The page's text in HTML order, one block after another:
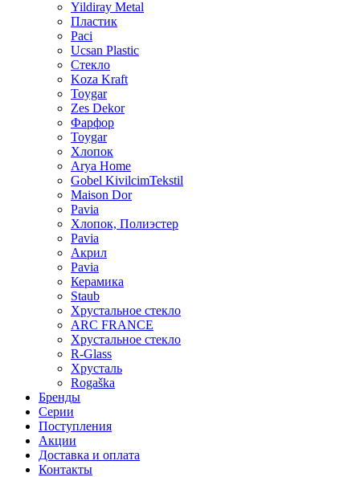
Yildiray Metal
Пластик
Paci
Ucsan Plastic
Стекло
Koza Kraft
Toygar
Zes Dekor
Фарфор
Toygar
Хлопок
Arya Home
Gobel KivilcimTekstil
Maison Dor
Pavia
Хлопок, Полиэстер
Pavia
Акрил
Pavia
Керамика
Staub
Хрустальное стекло
ARC FRANCE
Хрустальное стекло
R-Glass
Хрусталь
Rogaška
Бренды
Серии
Поступления
Акции
Доставка и оплата
Контакты